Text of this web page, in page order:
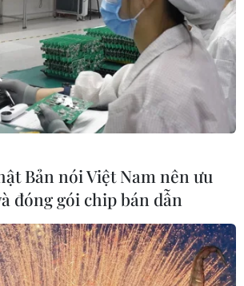
tranh tài trên đường chạy Marathon Quốc tế
(Ảnh: Trần Lê Lâm/TTXVN)
(TTXVN/Vietnam+)
Bản nói Việt Nam nên ưu
đóng gói chip bán dẫn